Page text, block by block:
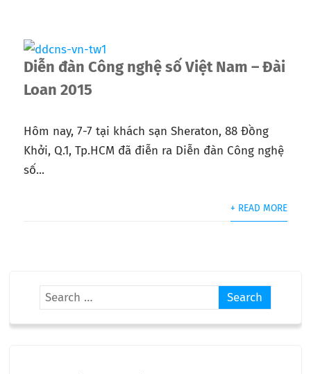
Diễn đàn Công nghệ số Việt Nam – Đài
Loan 2015
Hôm nay, 7-7 tại khách sạn Sheraton, 88 Đồng
Khởi, Q.1, Tp.HCM đã điễn ra Diễn đàn Công nghệ
số...
+ READ MORE